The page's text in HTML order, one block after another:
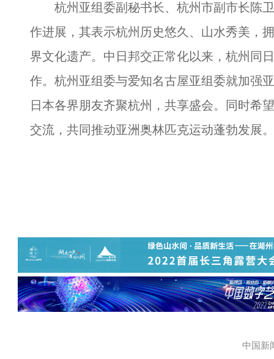
杭州亚组委副秘书长、杭州市副市长陈卫
作进展，其表示杭州历史悠久、山水秀美，
界文化遗产。中日邦交正常化以来，杭州同
作。杭州亚组委与爱知名古屋亚组委就加强
日本各界朋友齐聚杭州，共享盛会。同时希
交流，共同推动亚洲奥林匹克运动蓬勃发展
中国新